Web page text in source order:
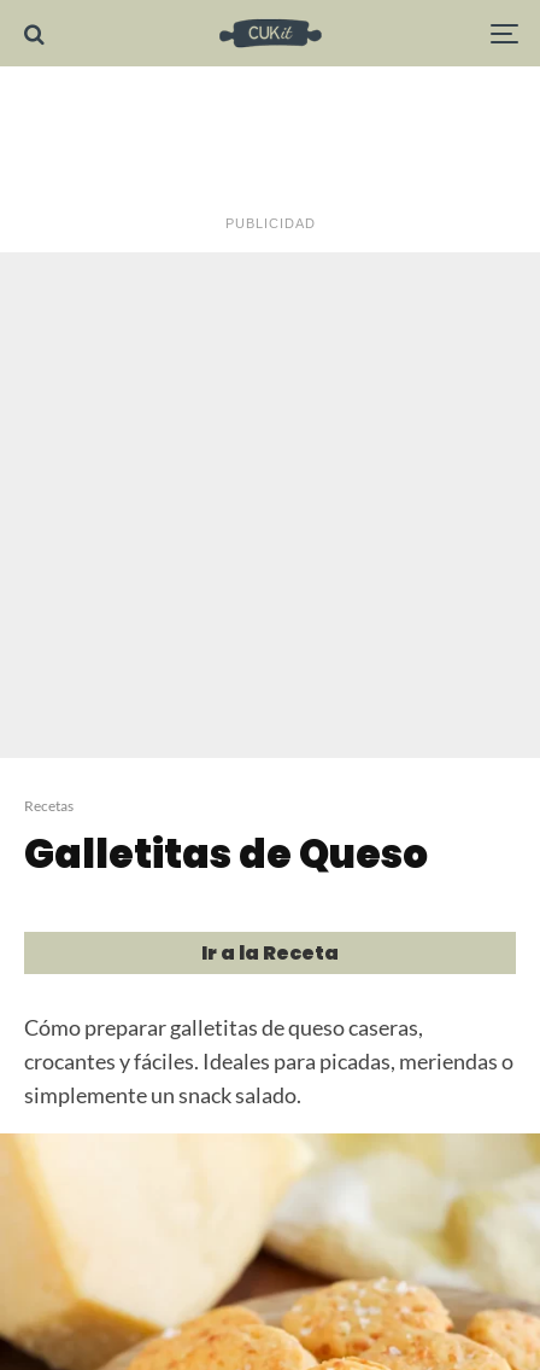
PUBLICIDAD
Recetas
Galletitas de Queso
Ir a la Receta
Cómo preparar galletitas de queso caseras,
crocantes y fáciles. Ideales para picadas, meriendas o
simplemente un snack salado.